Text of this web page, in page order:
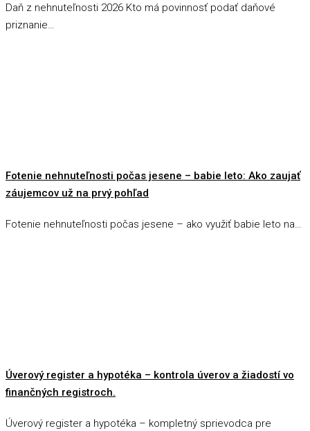
Daň z nehnuteľnosti 2026 Kto má povinnosť podať daňové
priznanie…
Fotenie nehnuteľnosti počas jesene – babie leto: Ako zaujať
záujemcov už na prvý pohľad
Fotenie nehnuteľnosti počas jesene – ako využiť babie leto na…
Úverový register a hypotéka – kontrola úverov a žiadostí vo
finančných registroch.
Úverový register a hypotéka – kompletný sprievodca pre